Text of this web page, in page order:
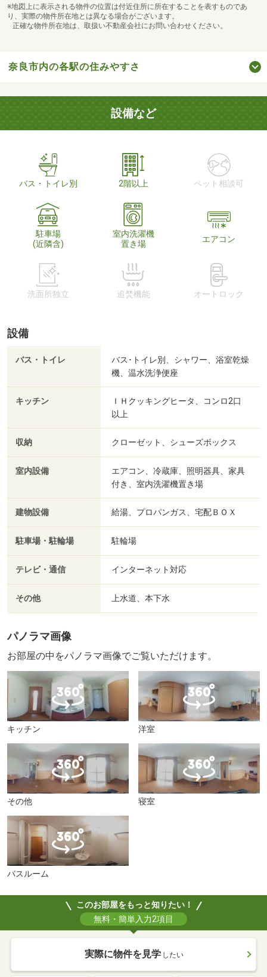
※地図上に表示される物件の位置は付近住所に所在することを表すものであ
り、実際の物件所在地とは異なる場合がございます。
正確な物件所在地は、取扱い不動産会社にお問い合わせください。
奈良市内の各駅の住みやすさ
設備など
バス・トイレ別 2階以上 ペット相談可
駐車場
(近隣含)
室内洗濯機
置き場
エアコン
洗面所独立 追焚機能 オートロック
設備
バス・トイレ
バス･トイレ別、シャワー、浴室乾燥
機、温水洗浄便座
キッチン
ＩＨクッキングヒータ、コンロ2口
以上
収納 クローゼット、シューズボックス
室内設備
エアコン、冷蔵庫、照明器具、家具
付き、室内洗濯機置き場
建物設備 給湯、プロパンガス、宅配ＢＯＸ
駐車場・駐輪場 駐輪場
テレビ・通信 インターネット対応
その他 上水道、本下水
パノラマ画像
お部屋の中をパノラマ画像でご覧いただけます。
キッチン 洋室
その他 寝室
バスルーム
このお部屋をもっと知りたい！
無料・簡単入力2項目
実際に物件を見学 したい